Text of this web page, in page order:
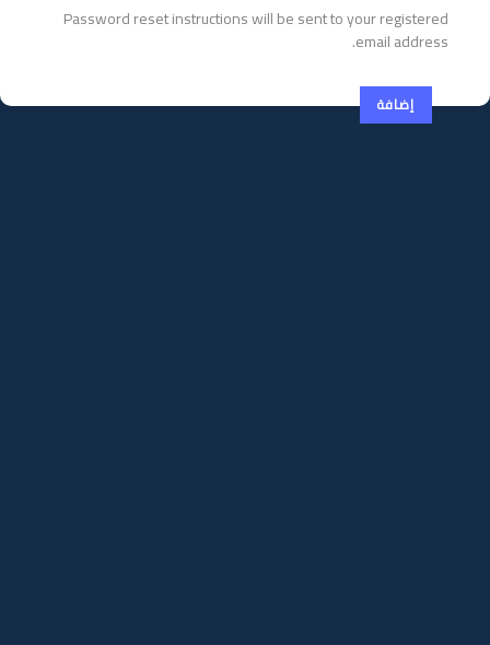
Password reset instructions will be sent to your registered
email address.